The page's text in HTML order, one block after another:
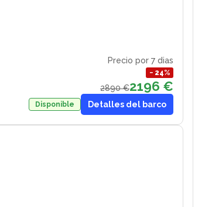
Precio por 7 dias
− 24%
2890 €2196 €
Disponible Detalles del barco